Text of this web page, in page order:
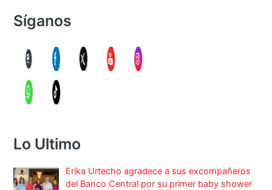
Síganos
Lo Ultimo
Erika Urtecho agradece a sus excompañeros
del Banco Central por su primer baby shower